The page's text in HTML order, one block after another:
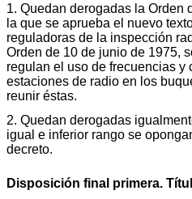
1. Quedan derogadas la Orden
la que se aprueba el nuevo
reguladoras de la inspección
Orden de 10 de junio de 1975,
regulan el uso de frecuencias y
estaciones de radio en los
reunir éstas.
2. Quedan derogadas
igual e inferior rango se
decreto.
Disposición final primera.